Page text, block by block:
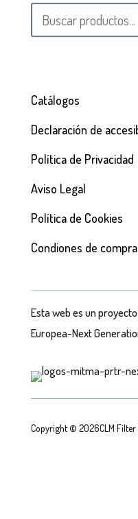
Catálogos
Declaración de
Política de Privacidad
Aviso Legal
Política de Cookies
Condiones de compra
Esta web es un
Europea-Next
Copyright © 2026CLM Filter